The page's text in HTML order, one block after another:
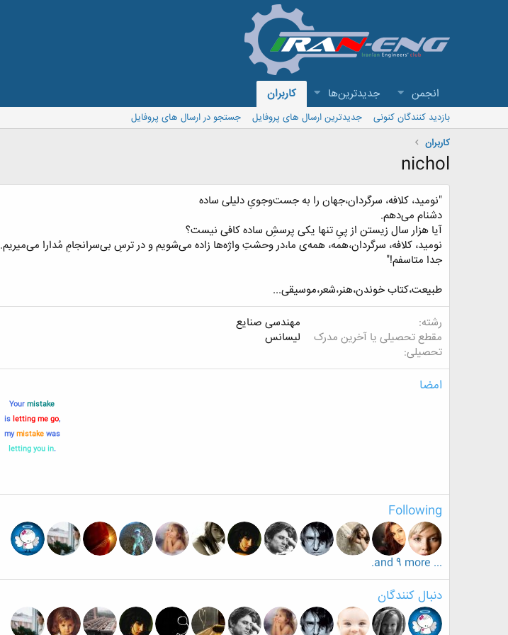
انجمن جدیدترین‌ها کاربران
بازدید کنندگان کنونی جدیدترین ارسال های پروفایل
جستجو در ارسال های پروفایل
کاربران
nichol
"نومید، کلافه، سرگردان،جهان را به جست‌وجویِ دلیلی ساده
دشنام می‌دهم.
آیا هزار سال زیستن از پیِ تنها یکی پرسشِ ساده کافی نیست؟
نومید، کلافه، سرگردان،همه، همه‌ی ما،در وحشتِ واژه‌ها زاده می‌شویم و در ترسِ بی‌سرانجامِ مُدارا می‌میریم.
جدا متاسفم!"
طبیعت،کتاب خوندن،هنر،شعر،موسیقی...
رشته
مهندسی صنایع
مقطع تحصیلی یا آخرین مدرک
تحصیلی
لیسانس
امضا
Yourmistake
,is
letting me go
mymistakewas
.
letting you in
Following
... and 9 more.
دنبال کنندگان